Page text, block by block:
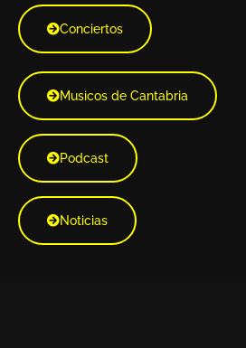
Conciertos
Musicos de Cantabria
Podcast
Noticias